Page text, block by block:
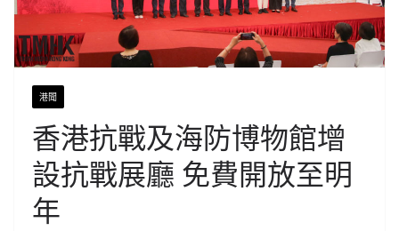
港聞
香港抗戰及海防博物館增
設抗戰展廳 免費開放至明
年